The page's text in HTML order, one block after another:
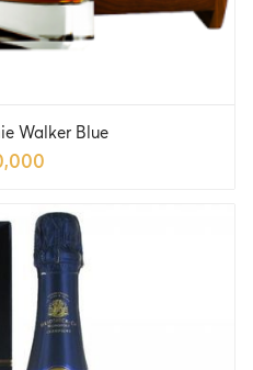
Walker Blue